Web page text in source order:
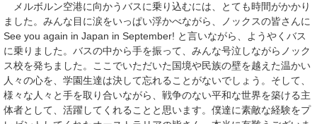
メルボルン空港に向かうバスに乗り込むには、とても時間がかかり
ました。みんな目に涙をいっぱい浮かべながら、ノックスの皆さんに
See you again in Japan in September! と言いながら、ようやくバス
に乗りました。バスの中から手を振って、みんな号泣しながらノック
ス校を発ちました。ここでいただいた国境や民族の壁を越えた温かい
人々の心を、学園生達は決して忘れることがないでしょう。そして、
様々な人々と手を取り合いながら、戦争のない平和な世界を築ける主
体者として、活躍してくれることと思います。僕達に素敵な経験をプ